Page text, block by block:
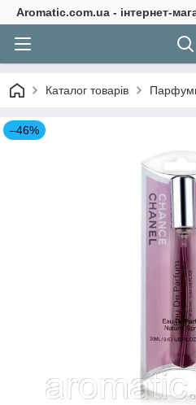
Aromatic.com.ua - інтернет-
Каталог товарів
–46%